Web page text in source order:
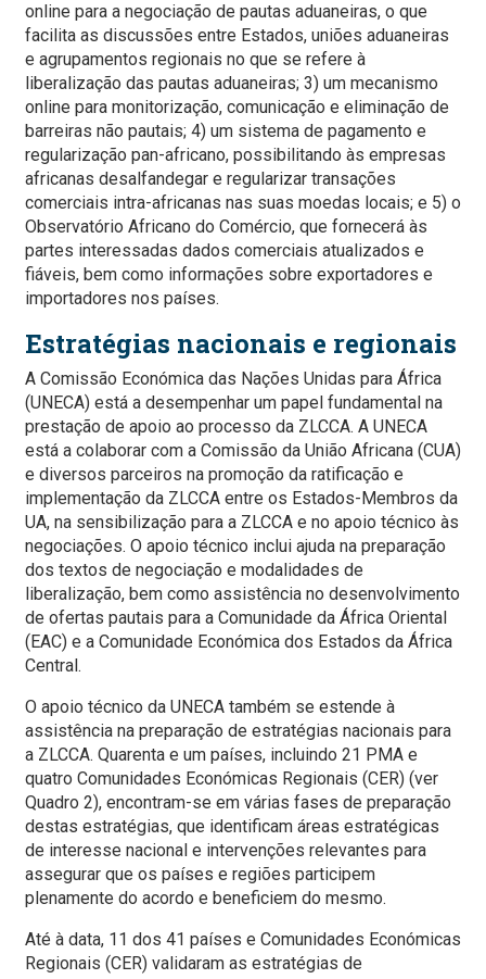
online para a negociação de pautas aduaneiras, o que
facilita as discussões entre Estados, uniões aduaneiras
e agrupamentos regionais no que se refere à
liberalização das pautas aduaneiras; 3) um mecanismo
online para monitorização, comunicação e eliminação de
barreiras não pautais; 4) um sistema de pagamento e
regularização pan-africano, possibilitando às empresas
africanas desalfandegar e regularizar transações
comerciais intra-africanas nas suas moedas locais; e 5) o
Observatório Africano do Comércio, que fornecerá às
partes interessadas dados comerciais atualizados e
fiáveis, bem como informações sobre exportadores e
importadores nos países.
Estratégias nacionais e regionais
A Comissão Económica das Nações Unidas para África
(UNECA) está a desempenhar um papel fundamental na
prestação de apoio ao processo da ZLCCA. A UNECA
está a colaborar com a Comissão da União Africana (CUA)
e diversos parceiros na promoção da ratificação e
implementação da ZLCCA entre os Estados-Membros da
UA, na sensibilização para a ZLCCA e no apoio técnico às
negociações. O apoio técnico inclui ajuda na preparação
dos textos de negociação e modalidades de
liberalização, bem como assistência no desenvolvimento
de ofertas pautais para a Comunidade da África Oriental
(EAC) e a Comunidade Económica dos Estados da África
Central.
O apoio técnico da UNECA também se estende à
assistência na preparação de estratégias nacionais para
a ZLCCA. Quarenta e um países, incluindo 21 PMA e
quatro Comunidades Económicas Regionais (CER) (ver
Quadro 2), encontram-se em várias fases de preparação
destas estratégias, que identificam áreas estratégicas
de interesse nacional e intervenções relevantes para
assegurar que os países e regiões participem
plenamente do acordo e beneficiem do mesmo.
Até à data, 11 dos 41 países e Comunidades Económicas
Regionais (CER) validaram as estratégias de